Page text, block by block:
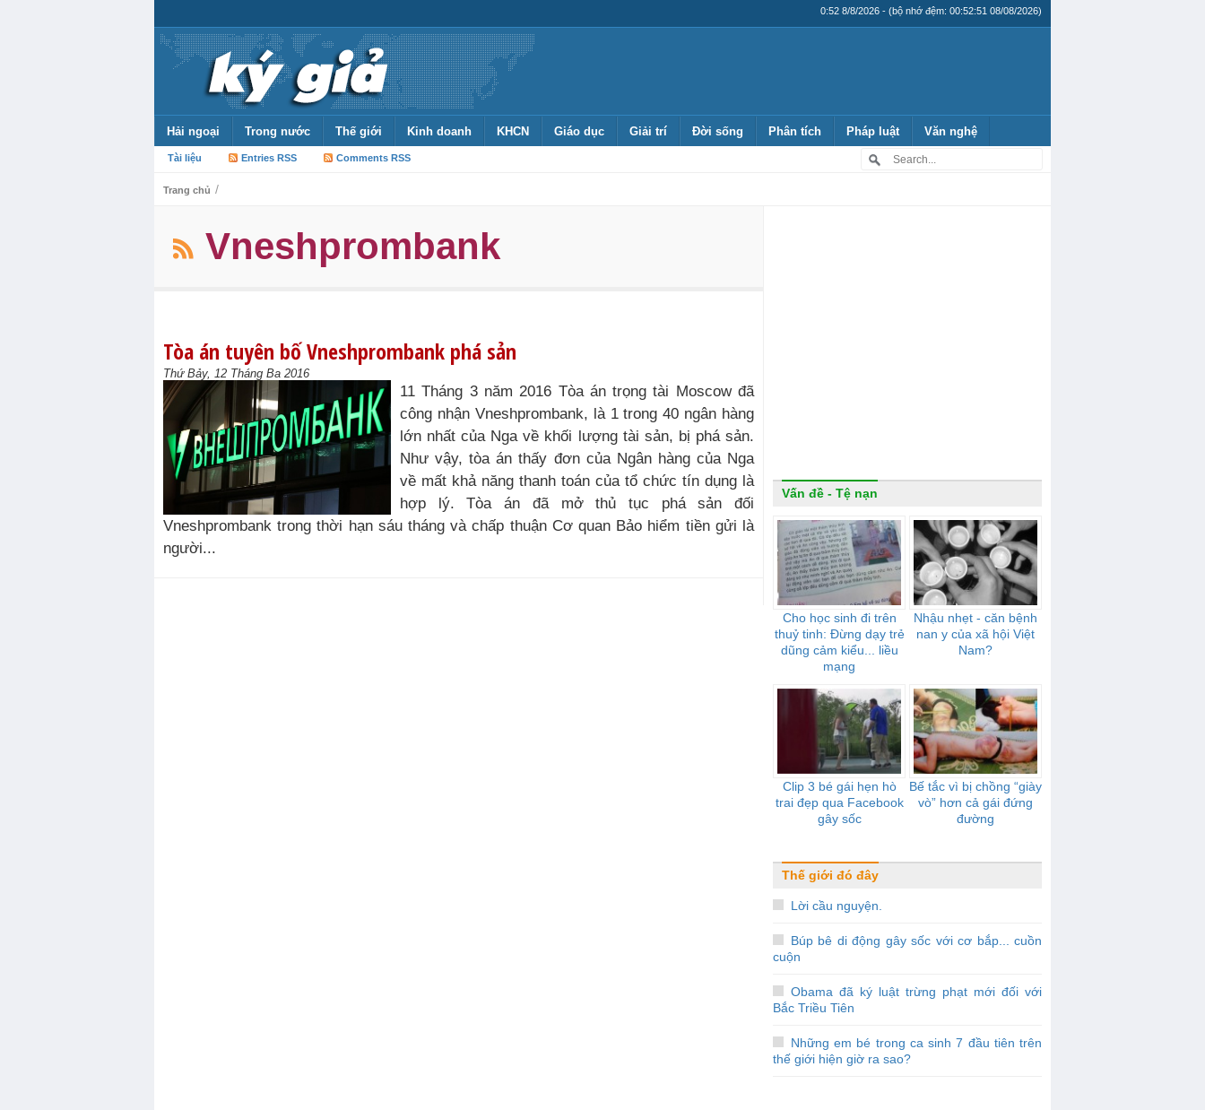
0:52 8/8/2026 - (bộ nhớ đệm: 00:52:51 08/08/2026)
Hải ngoại Trong nước Thế giới Kinh doanh KHCN Giáo dục Giải trí Đời sống Phân tích Pháp luật Văn nghệ
Tài liệu Entries RSS Comments RSS
Trang chủ /
Vneshprombank
Tòa án tuyên bố Vneshprombank phá sản
Thứ Bảy, 12 Tháng Ba 2016
11 Tháng 3 năm 2016 Tòa án trọng tài Moscow đã
công nhận Vneshprombank, là 1 trong 40 ngân hàng
lớn nhất của Nga về khối lượng tài sản, bị phá sản.
Như vậy, tòa án thấy đơn của Ngân hàng của Nga
về mất khả năng thanh toán của tổ chức tín dụng là
hợp lý. Tòa án đã mở thủ tục phá sản đối
Vneshprombank trong thời hạn sáu tháng và chấp thuận Cơ quan Bảo hiểm tiền gửi là
người...
Vấn đề - Tệ nạn
Cho học sinh đi trên
thuỷ tinh: Đừng dạy trẻ
dũng cảm kiểu... liều
mạng
Nhậu nhẹt - căn bệnh
nan y của xã hội Việt
Nam?
Clip 3 bé gái hẹn hò
trai đẹp qua Facebook
gây sốc
Bế tắc vì bị chồng “giày
vò” hơn cả gái đứng
đường
Thế giới đó đây
Lời cầu nguyện.
Búp bê di động gây sốc với cơ bắp... cuồn
cuộn
Obama đã ký luật trừng phạt mới đối với
Bắc Triều Tiên
Những em bé trong ca sinh 7 đầu tiên trên
thế giới hiện giờ ra sao?